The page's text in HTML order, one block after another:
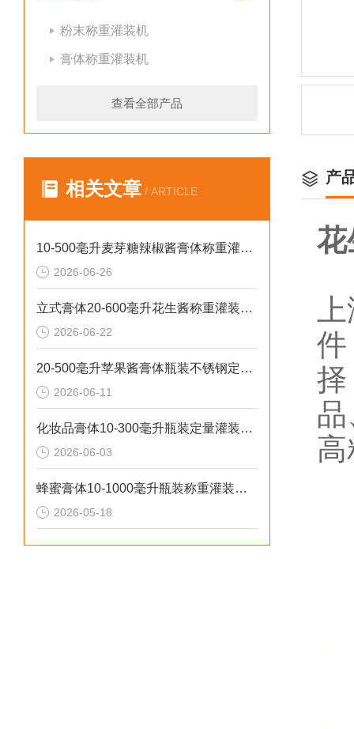
粉末称重灌装机
膏体称重灌装机
查看全部产品
相关文章 / ARTICLE
10-500毫升麦芽糖辣椒酱膏体称重灌装机厂家批发
2026-06-26
立式膏体20-600毫升花生酱称重灌装机性价比高
2026-06-22
20-500毫升苹果酱膏体瓶装不锈钢定量灌装机设备
2026-06-11
化妆品膏体10-300毫升瓶装定量灌装机操作流程
2026-06-03
蜂蜜膏体10-1000毫升瓶装称重灌装机工作原理
2026-05-18
产
花
件
择